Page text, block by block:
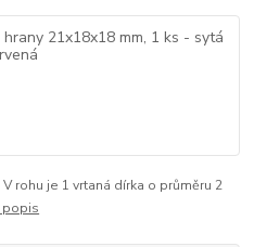
rohu je 1 vrtaná dírka o průměru 2
popis